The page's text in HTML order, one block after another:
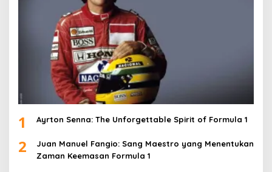
1 Ayrton Senna: The Unforgettable Spirit of Formula 1
2
Juan Manuel Fangio: Sang Maestro yang Menentukan
Zaman Keemasan Formula 1